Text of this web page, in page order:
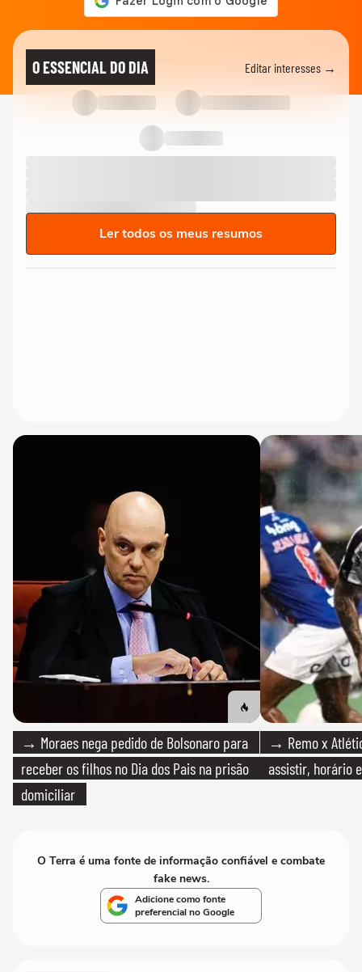
O ESSENCIAL DO DIA Editar interesses →
Ler todos os meus resumos
→ Moraes nega pedido de Bolsonaro para
receber os filhos no Dia dos Pais na prisão
domiciliar
→ Remo x
assistir, horário
O Terra é uma fonte de informação confiável e combate
fake news.
Adicione como fonte
preferencial no Google